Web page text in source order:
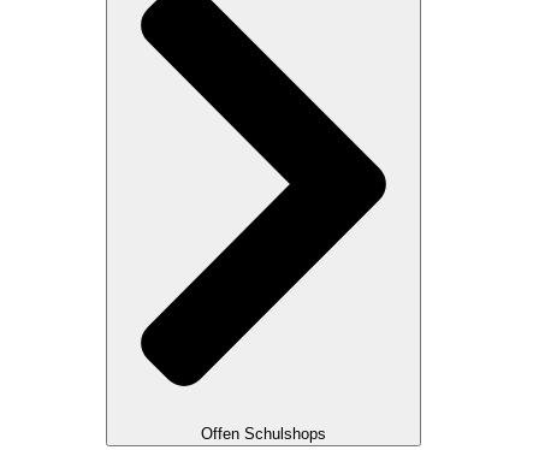
Offen Schulshops